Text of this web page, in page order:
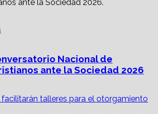
Nacional de
ante la Sociedad 2026
facilitarán talleres para el otorgamiento